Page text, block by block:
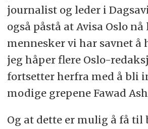
journalist og leder i
også påstå at Avisa Oslo
mennesker vi har savnet å
jeg håper flere Oslo-
fortsetter herfra med å bli
modige grepene Fawad
Og at dette er mulig å få til